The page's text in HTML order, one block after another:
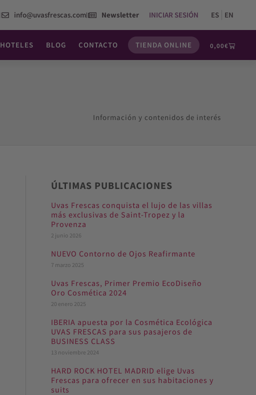
info@uvasfrescas.com Newsletter INICIAR SESIÓN ES EN
HOTELES BLOG CONTACTO TIENDA ONLINE 0,00€
Información y contenidos de interés
ÚLTIMAS PUBLICACIONES
Uvas Frescas conquista el lujo de las villas
más exclusivas de Saint-Tropez y la
Provenza
2 junio 2026
NUEVO Contorno de Ojos Reafirmante
7 marzo 2025
Uvas Frescas, Primer Premio EcoDiseño
Oro Cosmética 2024
20 enero 2025
IBERIA apuesta por la Cosmética Ecológica
UVAS FRESCAS para sus pasajeros de
BUSINESS CLASS
13 noviembre 2024
HARD ROCK HOTEL MADRID elige Uvas
Frescas para ofrecer en sus habitaciones y
suits